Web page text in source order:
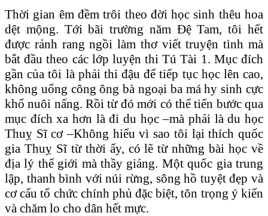
Thời gian êm đềm trôi theo đời học sinh thêu hoa
dệt mộng. Tới bãi trường năm Đệ Tam, tôi hết
được rảnh rang ngồi làm thơ viết truyện tình mà
bắt đầu theo các lớp luyện thi Tú Tài 1. Mục đích
gần của tôi là phải thi đậu để tiếp tục học lên cao,
không uổng công ông bà ngoại ba má hy sinh cực
khổ nuôi nấng. Rồi từ đó mới có thể tiến bước qua
mục đích xa hơn là đi du học –mà phải là du học
Thuỵ Sĩ cơ –Không hiểu vì sao tôi lại thích quốc
gia Thuỵ Sĩ từ thời ấy, có lẽ từ những bài học về
địa lý thế giới mà thầy giảng. Một quốc gia trung
lập, thanh bình với núi rừng, sông hồ tuyệt đẹp và
cơ cấu tổ chức chính phủ đặc biệt, tôn trọng ý kiến
và chăm lo cho dân hết mực.